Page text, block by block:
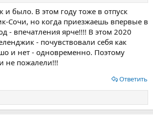
и было. В этом году тоже в отпуск
Сочи, но когда приезжаешь впервые в
- впечатления ярче!!!! В этом 2020
- почувствовали себя как
и нет - одновременно. Поэтому
не пожалели!!!
Ответить